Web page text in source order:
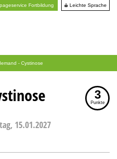
Fortbildung Leichte Sprache
- Cystinose
3
Punkte
15.01.2027